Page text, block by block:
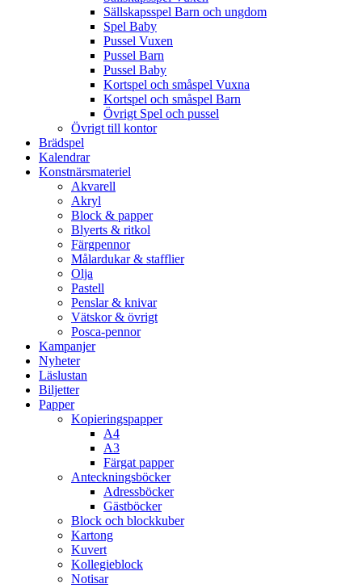
Sällskapsspel Barn och ungdom
Spel Baby
Pussel Vuxen
Pussel Barn
Pussel Baby
Kortspel och småspel Vuxna
Kortspel och småspel Barn
Övrigt Spel och pussel
Övrigt till kontor
Brädspel
Kalendrar
Konstnärsmateriel
Akvarell
Akryl
Block & papper
Blyerts & ritkol
Färgpennor
Målardukar & stafflier
Olja
Pastell
Penslar & knivar
Vätskor & övrigt
Posca-pennor
Kampanjer
Nyheter
Läslustan
Biljetter
Papper
Kopieringspapper
A4
A3
Färgat papper
Anteckningsböcker
Adressböcker
Gästböcker
Block och blockkuber
Kartong
Kuvert
Kollegieblock
Notisar